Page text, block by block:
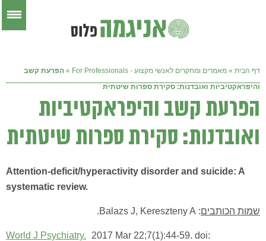
דף הבית » מאמרים ומחקרים לאנשי מקצוע - For Professionals » הפרעת קשב
והיפראקטיביות ואובדנות: סקירת ספרות שיטתית
הפרעת קשב והיפראקטיביות
ואובדנות: סקירת ספרות שיטתית
Attention-deficit/hyperactivity disorder and suicide: A
systematic review.
שמות הכותבים: Balazs J, Kereszteny A.
World J Psychiatry.
2017 Mar 22;7(1):44-59. doi: